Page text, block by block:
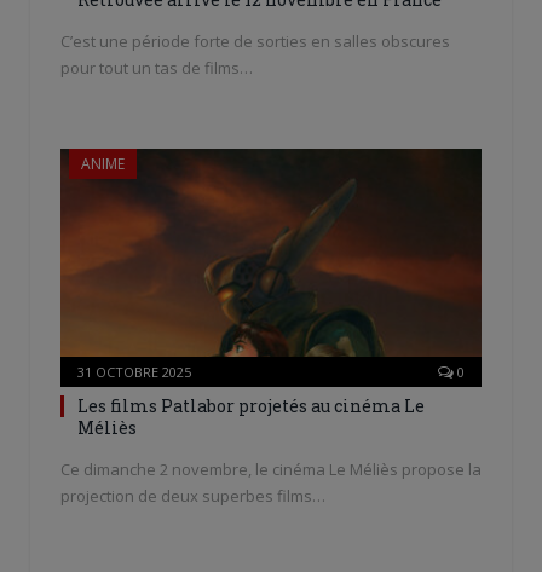
C’est une période forte de sorties en salles obscures
pour tout un tas de films…
ANIME
31 OCTOBRE 2025 0
Les films Patlabor projetés au cinéma Le
Méliès
Ce dimanche 2 novembre, le cinéma Le Méliès propose la
projection de deux superbes films…